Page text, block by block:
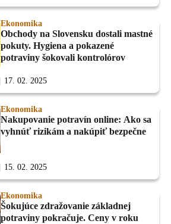
Ekonomika
Obchody na Slovensku dostali mastné
pokuty. Hygiena a pokazené
potraviny šokovali kontrolórov
17. 02. 2025
Ekonomika
Nakupovanie potravín online: Ako sa
vyhnúť rizikám a nakúpiť bezpečne
15. 02. 2025
Ekonomika
Šokujúce zdražovanie základnej
potraviny pokračuje. Ceny v roku